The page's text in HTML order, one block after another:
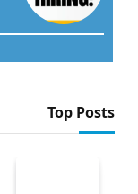
Top Posts